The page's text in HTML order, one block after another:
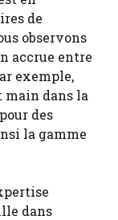
de
observons
accrue entre
exemple,
dans la
des
la gamme
dans